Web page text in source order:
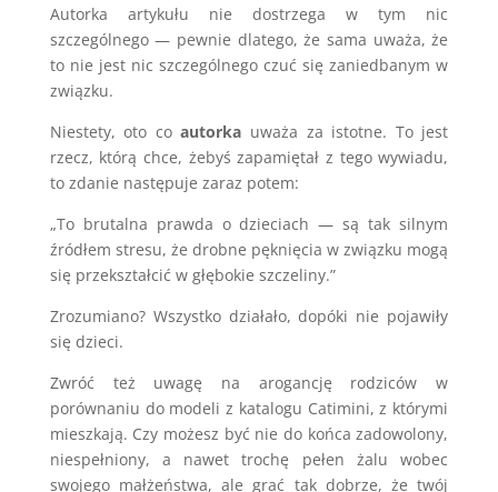
Autorka artykułu nie dostrzega w tym nic
szczególnego — pewnie dlatego, że sama uważa, że
to nie jest nic szczególnego czuć się zaniedbanym w
związku.
Niestety, oto coautorka uważa za istotne. To jest
rzecz, którą chce, żebyś zapamiętał z tego wywiadu,
to zdanie następuje zaraz potem:
„To brutalna prawda o dzieciach — są tak silnym
źródłem stresu, że drobne pęknięcia w związku mogą
się przekształcić w głębokie szczeliny.”
Zrozumiano? Wszystko działało, dopóki nie pojawiły
się dzieci.
Zwróć też uwagę na arogancję rodziców w
porównaniu do modeli z katalogu Catimini, z którymi
mieszkają. Czy możesz być nie do końca zadowolony,
niespełniony, a nawet trochę pełen żalu wobec
swojego małżeństwa, ale grać tak dobrze, że twój